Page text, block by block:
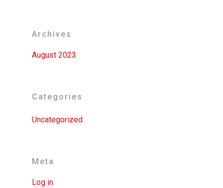
Archives
August 2023
Categories
Uncategorized
Meta
Log in